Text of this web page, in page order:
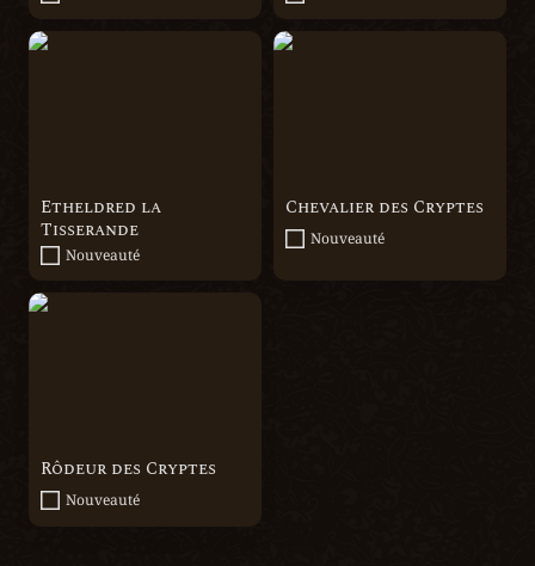
Etheldred la Tisserande
Etheldred la
Tisserande
Nouveauté
Chevalier des Cryptes
Chevalier des Cryptes
Nouveauté
Rôdeur des Cryptes
Rôdeur des Cryptes
Nouveauté